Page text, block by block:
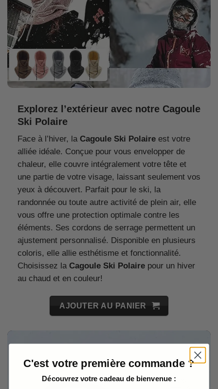
Explorez l’extérieur avec notre Cagoule
Ski Polaire
Face à l’hiver, la Cagoule Ski Polaireest votre
alliée idéale. Conçue pour vous envelopper de
chaleur, elle couvre intégralement votre tête et
une partie de votre visage, laissant seulement vos
yeux à découvert. Parfait pour le ski, la
randonnée ou toute autre activité de plein air, elle
vous offre une protection optimale contre les
éléments. Ses cordons de serrage permettent un
ajustement personnalisé. Disponible en plusieurs
coloris, elle allie esthétisme et fonctionnalité.
Choisissez la Cagoule Ski Polairepour un hiver
au chaud et en couleur!
AJOUTER AU PANIER
C'est votre première commande ?
Découvrez votre cadeau de bienvenue :